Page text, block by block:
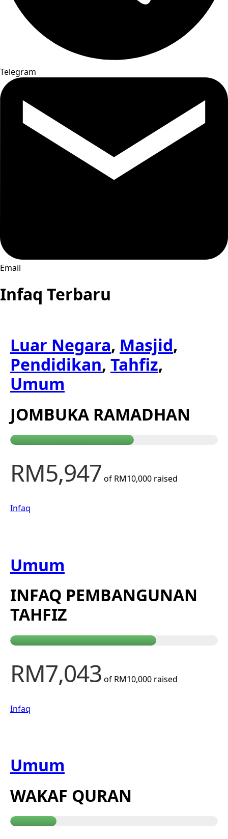
Telegram
Email
Infaq Terbaru
Luar Negara, Masjid,
Pendidikan, Tahfiz,
Umum
JOMBUKA RAMADHAN
RM5,947 of RM10,000 raised
Infaq
Umum
INFAQ PEMBANGUNAN
TAHFIZ
RM7,043 of RM10,000 raised
Infaq
Umum
WAKAF QURAN